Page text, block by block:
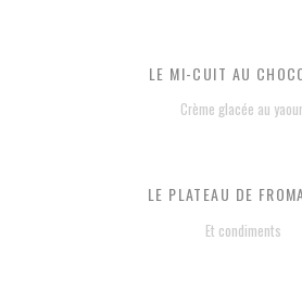
LE MI-CUIT AU
Crème glacée au
LE PLATEAU DE
Et condiments